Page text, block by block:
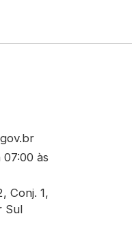
às
Conj. 1,
Sul